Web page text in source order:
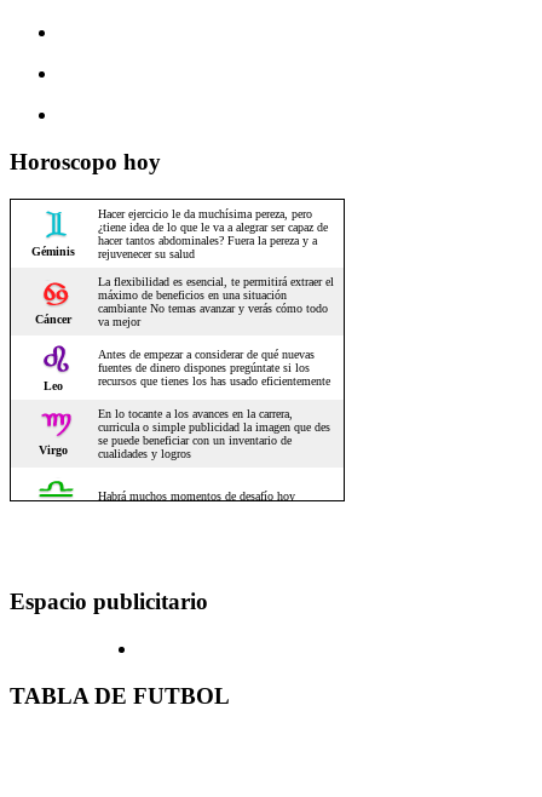
Horoscopo hoy
Espacio publicitario
TABLA DE FUTBOL